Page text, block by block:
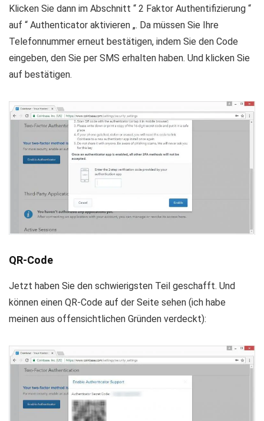
Klicken Sie dann im Abschnitt “ 2 Faktor Authentifizierung “
auf “ Authenticator aktivieren „. Da müssen Sie Ihre
Telefonnummer erneut bestätigen, indem Sie den Code
eingeben, den Sie per SMS erhalten haben. Und klicken Sie
auf bestätigen.
QR-Code
Jetzt haben Sie den schwierigsten Teil geschafft. Und
können einen QR-Code auf der Seite sehen (ich habe
meinen aus offensichtlichen Gründen verdeckt):